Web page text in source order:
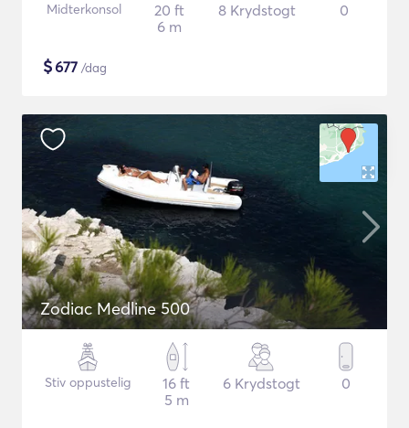
Midterkonsol
20 ft
6 m
8 Krydstogt 0
$677 /dag
Zodiac Medline 500
Stiv oppustelig
16 ft
5 m
6 Krydstogt 0